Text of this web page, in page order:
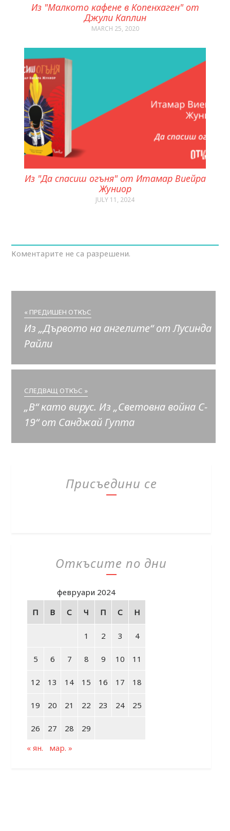
Из "Малкото кафене в Копенхаген" от
Джули Каплин
MARCH 25, 2020
Из "Да спасиш огъня" от Итамар Виейра
Жуниор
JULY 11, 2024
Коментарите не са разрешени.
« ПРЕДИШЕН ОТКЪС
Из „Дървото на ангелите“ от Лусинда
Райли
СЛЕДВАЩ ОТКЪС »
„В“ като вирус. Из „Световна война C-
19“ от Санджай Гупта
Присъедини се
Откъсите по дни
февруари 2024
П
В С Ч П С Н
1 2 3 4
5 6 7 8 9 10 11
12 13 14 15 16 17 18
19 20 21 22 23 24 25
26 27 28
29
« ян.
мар. »